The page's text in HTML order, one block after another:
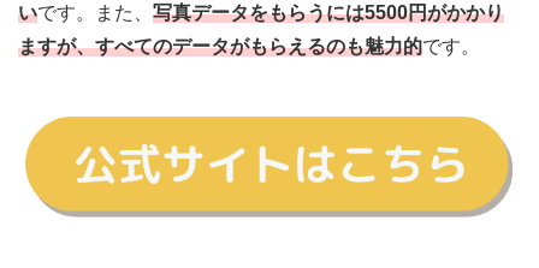
いです。また、 写真データをもらうには5500円がかかり
ますが、すべてのデータがもらえるのも魅力的です。